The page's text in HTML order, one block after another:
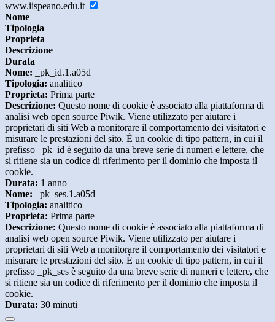
www.iispeano.edu.it
Nome
Tipologia
Proprieta
Descrizione
Durata
Nome: _pk_id.1.a05d
Tipologia: analitico
Proprieta: Prima parte
Descrizione: Questo nome di cookie è associato alla piattaforma di
analisi web open source Piwik. Viene utilizzato per aiutare i
proprietari di siti Web a monitorare il comportamento dei visitatori e
misurare le prestazioni del sito. È un cookie di tipo pattern, in cui il
prefisso _pk_id è seguito da una breve serie di numeri e lettere, che
si ritiene sia un codice di riferimento per il dominio che imposta il
cookie.
Durata: 1 anno
Nome: _pk_ses.1.a05d
Tipologia: analitico
Proprieta: Prima parte
Descrizione: Questo nome di cookie è associato alla piattaforma di
analisi web open source Piwik. Viene utilizzato per aiutare i
proprietari di siti Web a monitorare il comportamento dei visitatori e
misurare le prestazioni del sito. È un cookie di tipo pattern, in cui il
prefisso _pk_ses è seguito da una breve serie di numeri e lettere, che
si ritiene sia un codice di riferimento per il dominio che imposta il
cookie.
Durata: 30 minuti